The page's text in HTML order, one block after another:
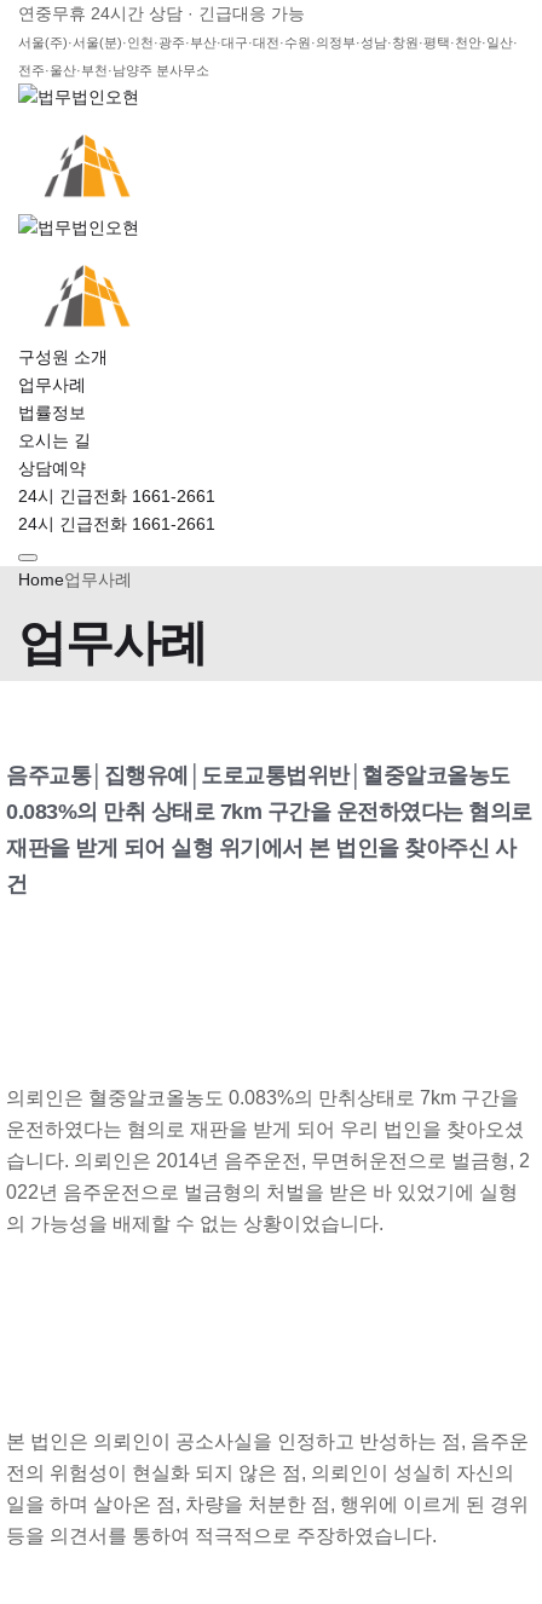
연중무휴 24시간 상담 · 긴급대응 가능
서울(주)·서울(분)·인천·광주·부산·대구·대전·수원·의정부·성남·창원·평택·천안·일산·
전주·울산·부천·남양주 분사무소
구성원 소개
업무사례
법률정보
오시는 길
상담예약
24시 긴급전화 1661-2661
24시 긴급전화 1661-2661
Home업무사례
업무사례
음주교통│집행유예│도로교통법위반│혈중알코올농도
0.083%의 만취 상태로 7km 구간을 운전하였다는 혐의로
재판을 받게 되어 실형 위기에서 본 법인을 찾아주신 사
건
의뢰인은 혈중알코올농도 0.083%의 만취상태로 7km 구간을
운전하였다는 혐의로 재판을 받게 되어 우리 법인을 찾아오셨
습니다. 의뢰인은 2014년 음주운전, 무면허운전으로 벌금형, 2
022년 음주운전으로 벌금형의 처벌을 받은 바 있었기에 실형
의 가능성을 배제할 수 없는 상황이었습니다.
본 법인은 의뢰인이 공소사실을 인정하고 반성하는 점, 음주운
전의 위험성이 현실화 되지 않은 점, 의뢰인이 성실히 자신의
일을 하며 살아온 점, 차량을 처분한 점, 행위에 이르게 된 경위
등을 의견서를 통하여 적극적으로 주장하였습니다.